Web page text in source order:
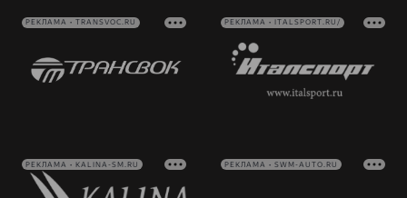
РЕКЛАМА • TRANSVOC.RU РЕКЛАМА • ITALSPORT.RU/
РЕКЛАМА • KALINA-SM.RU РЕКЛАМА • SWM-AUTO.RU